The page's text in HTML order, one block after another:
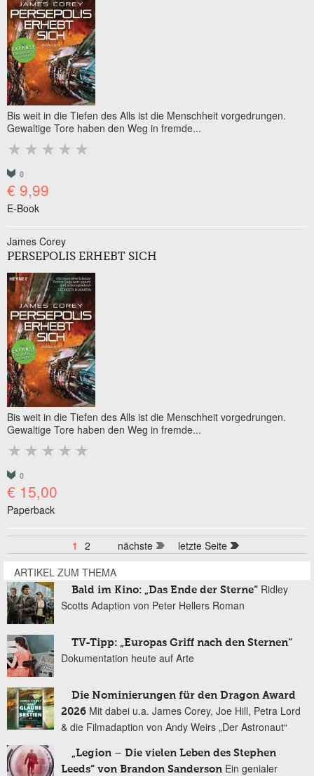
Bis weit in die Tiefen des Alls ist die Menschheit vorgedrungen.
Gewaltige Tore haben den Weg in fremde...
0
€ 9,99
E-Book
James Corey
PERSEPOLIS ERHEBT SICH
Bis weit in die Tiefen des Alls ist die Menschheit vorgedrungen.
Gewaltige Tore haben den Weg in fremde...
0
€ 15,00
Paperback
Seiten 1 2 nächste
letzte Seite
ARTIKEL ZUM THEMA
Bald im Kino: „Das Ende der Sterne“ Ridley
Scotts Adaption von Peter Hellers Roman
TV-Tipp: „Europas Griff nach den Sternen“
Dokumentation heute auf Arte
Die Nominierungen für den Dragon Award
2026 Mit dabei u.a. James Corey, Joe Hill, Petra Lord
& die Filmadaption von Andy Weirs „Der Astronaut“
„Legion – Die vielen Leben des Stephen
Leeds“ von Brandon Sanderson Ein genialer